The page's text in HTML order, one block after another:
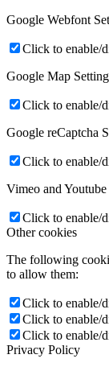
Google Webfont
Click to enable/
Google Map
Click to enable/
Google reCaptcha
Click to enable/
Vimeo and
Click to enable/
Other cookies
The following
to allow them:
Click to enable/
Click to enable/
Click to enable/
Privacy Policy